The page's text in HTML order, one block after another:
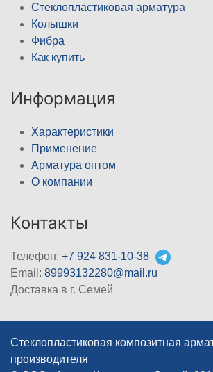
Стеклопластиковая арматура
Колышки
Фибра
Как купить
Информация
Характеристики
Применение
Арматура оптом
О компании
Контакты
Телефон: +7 924 831-10-38
Email: 89993132280@mail.ru
Доставка в г. Семей
Стеклопластиковая композитная
производителя